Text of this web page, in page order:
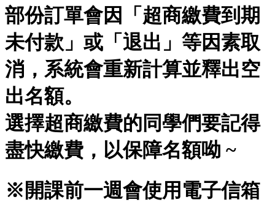
部份訂單會因「超商繳費到期
未付款」或「退出」等因素取
消，系統會重新計算並釋出空
出名額。
選擇超商繳費的同學們要記得
盡快繳費，以保障名額呦 ~
※開課前一週會使用電子信箱